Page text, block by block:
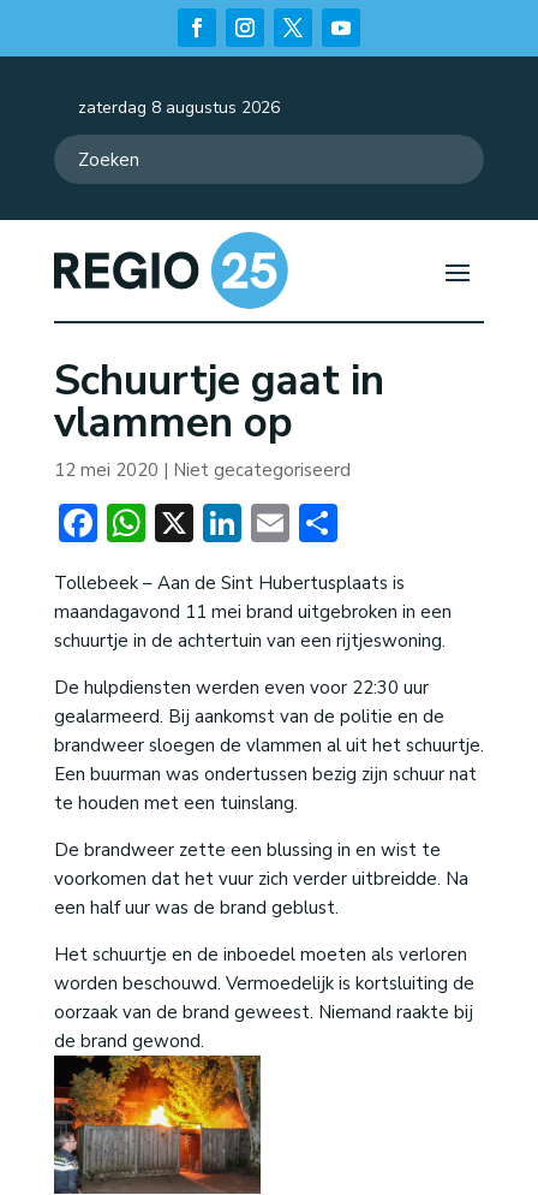
zaterdag 8 augustus 2026
Schuurtje gaat in
vlammen op
12 mei 2020 | Niet gecategoriseerd
Facebook
WhatsApp
X LinkedIn
EmailDelen
Tollebeek – Aan de Sint Hubertusplaats is
maandagavond 11 mei brand uitgebroken in een
schuurtje in de achtertuin van een rijtjeswoning.
De hulpdiensten werden even voor 22:30 uur
gealarmeerd. Bij aankomst van de politie en de
brandweer sloegen de vlammen al uit het schuurtje.
Een buurman was ondertussen bezig zijn schuur nat
te houden met een tuinslang.
De brandweer zette een blussing in en wist te
voorkomen dat het vuur zich verder uitbreidde. Na
een half uur was de brand geblust.
Het schuurtje en de inboedel moeten als verloren
worden beschouwd. Vermoedelijk is kortsluiting de
oorzaak van de brand geweest. Niemand raakte bij
de brand gewond.